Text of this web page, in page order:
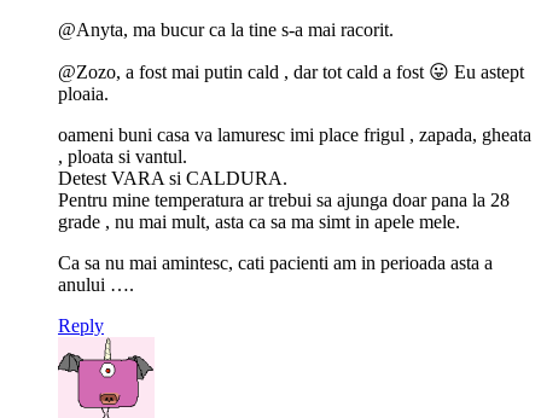
@Anyta, ma bucur ca la tine s-a mai racorit.
@Zozo, a fost mai putin cald , dar tot cald a fost 😛 Eu astept
ploaia.
oameni buni casa va lamuresc imi place frigul , zapada, gheata
, ploata si vantul.
Detest VARA si CALDURA.
Pentru mine temperatura ar trebui sa ajunga doar pana la 28
grade , nu mai mult, asta ca sa ma simt in apele mele.
Ca sa nu mai amintesc, cati pacienti am in perioada asta a
anului ….
Reply